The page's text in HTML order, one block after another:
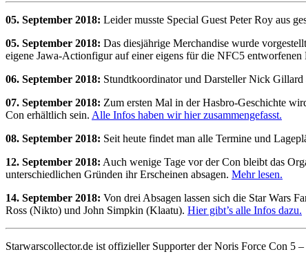
05. September 2018: Leider musste Special Guest Peter Roy aus
05. September 2018: Das diesjährige Merchandise wurde
eigene Jawa-Actionfigur auf einer eigens für die NFC5
06. September 2018: Stundtkoordinator und Darsteller Nick
07. September 2018: Zum ersten Mal in der Hasbro-Geschichte
Con erhältlich sein. Alle Infos haben wir hier zusammengefasst.
08. September 2018: Seit heute findet man alle Termine und
12. September 2018: Auch wenige Tage vor der Con bleibt das
unterschiedlichen Gründen ihr Erscheinen absagen. Mehr lesen.
14. September 2018: Von drei Absagen lassen sich die Star Wars
Ross (Nikto) und John Simpkin (Klaatu). Hier gibt’s alle Infos dazu.
Starwarscollector.de ist offizieller Supporter der Noris Force Con 5